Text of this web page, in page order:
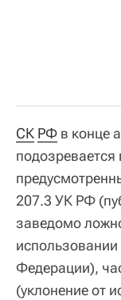
СК РФ в конце
207.3 УК РФ
заведомо
Федерации),
(уклонение от